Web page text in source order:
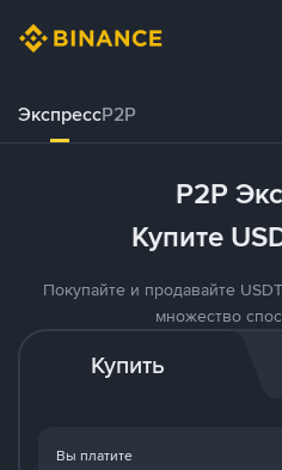
ЭкспрессP2P
P2P
Купите
Покупайте и продавайте
множество
Купить
Вы платите